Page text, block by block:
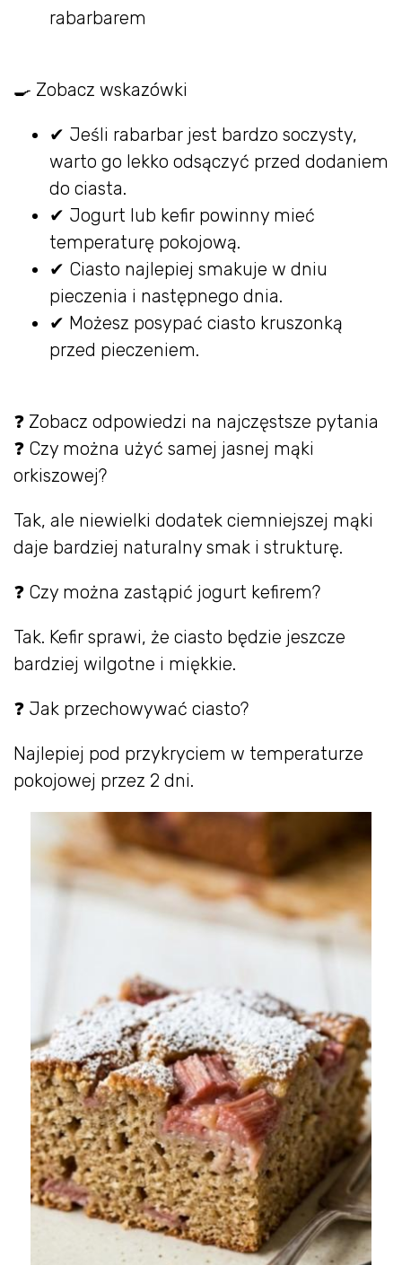
rabarbarem
🍳 Zobacz wskazówki
✔ Jeśli rabarbar jest bardzo soczysty,
warto go lekko odsączyć przed dodaniem
do ciasta.
✔ Jogurt lub kefir powinny mieć
temperaturę pokojową.
✔ Ciasto najlepiej smakuje w dniu
pieczenia i następnego dnia.
✔ Możesz posypać ciasto kruszonką
przed pieczeniem.
❓ Zobacz odpowiedzi na najczęstsze pytania
❓ Czy można użyć samej jasnej mąki
orkiszowej?
Tak, ale niewielki dodatek ciemniejszej mąki
daje bardziej naturalny smak i strukturę.
❓ Czy można zastąpić jogurt kefirem?
Tak. Kefir sprawi, że ciasto będzie jeszcze
bardziej wilgotne i miękkie.
❓ Jak przechowywać ciasto?
Najlepiej pod przykryciem w temperaturze
pokojowej przez 2 dni.